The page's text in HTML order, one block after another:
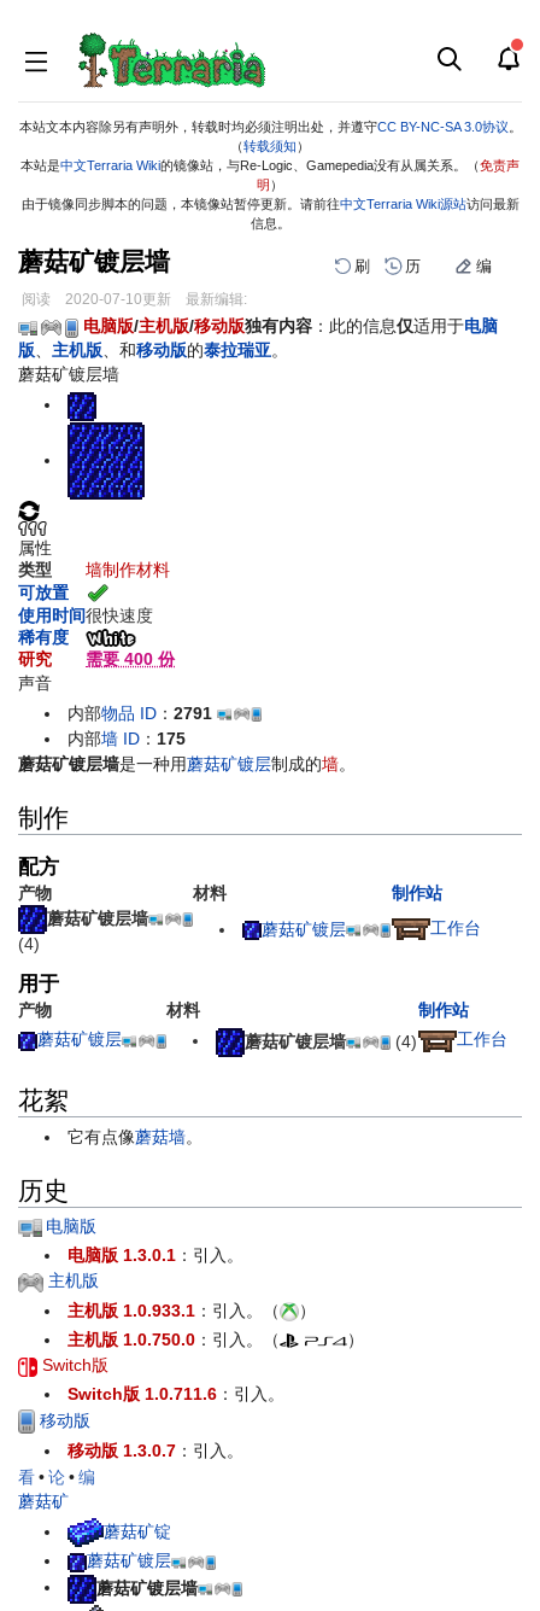
本站文本内容除另有声明外，转载时均必须注明出处，并遵守CC BY-NC-SA 3.0协议
（转载须知 ）
本站是中文Terraria Wiki的镜像站，与Re-Logic、Gamepedia没有从属关系。（免责声
明 ）
由于镜像同步脚本的问题，本镜像站暂停更新。请前往中文Terraria Wiki源站访问最新
信息。
蘑菇矿镀层墙 刷 历 编
阅读 2020-07-10更新 最新编辑:
跳
到
导
跳
到
搜
电脑版/主机版/移动版独有内容 ：此的信息仅适用于电脑
版、 主机版、和移动版的泰拉瑞亚。
蘑菇矿镀层墙
属性
类型
墙制作材料
可放置
使用时间很快速度
稀有度
研究
需要 400 份
声音
内部物品 ID ：2791
内部墙 ID ： 175
蘑菇矿镀层墙是一种用蘑菇矿镀层制成的墙。
制作
配方
产物 材料
制作站
蘑菇矿镀层墙
(4)
蘑菇矿镀层 工作台
用于
产物 材料
制作站
蘑菇矿镀层
蘑菇矿镀层墙 (4) 工作台
花絮
它有点像蘑菇墙。
历史
电脑版
电脑版 1.3.0.1 ：引入。
主机版
主机版 1.0.933.1 ：引入。（
）
主机版 1.0.750.0 ：引入。（
）
Switch版
Switch版 1.0.711.6 ：引入。
移动版
移动版 1.3.0.7 ：引入。
看•论•编
蘑菇矿
蘑菇矿锭
蘑菇矿镀层
蘑菇矿镀层墙